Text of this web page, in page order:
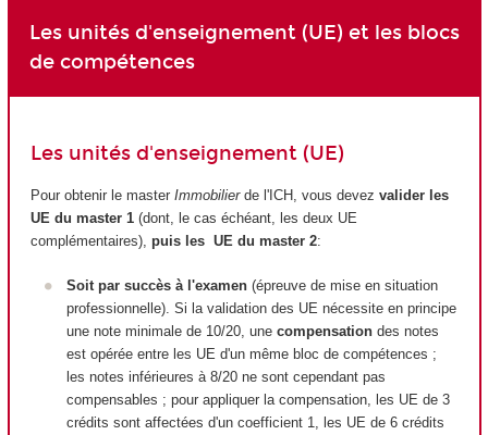
Les unités d'enseignement (UE) et les blocs
de compétences
Les unités d'enseignement (UE)
Pour obtenir le master Immobilierde l'ICH, vous devez valider les
UE du master 1 (dont, le cas échéant, les deux UE
complémentaires), puis les UE du master 2:
Soit par succès à l'examen(épreuve de mise en situation
professionnelle). Si la validation des UE nécessite en principe
une note minimale de 10/20, une compensationdes notes
est opérée entre les UE d'un même bloc de compétences ;
les notes inférieures à 8/20 ne sont cependant pas
compensables ; pour appliquer la compensation, les UE de 3
crédits sont affectées d'un coefficient 1, les UE de 6 crédits